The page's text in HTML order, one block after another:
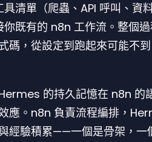
清單（爬蟲、API 呼叫、資
既有的 n8n 工作流。整個
碼，從設定到跑起來可能不
的持久記憶在 n8n 的
應。n8n 負責流程編排，
經驗積累——一個是骨架，一